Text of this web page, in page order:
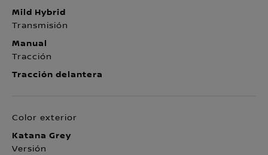
Mild Hybrid
Transmisión
Manual
Tracción
Tracción delantera
Color exterior
Katana Grey
Versión